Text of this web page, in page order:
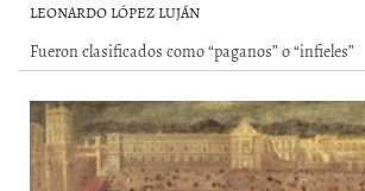
LEONARDO LÓPEZ LUJÁN
Fueron clasificados como “paganos” o “infieles”